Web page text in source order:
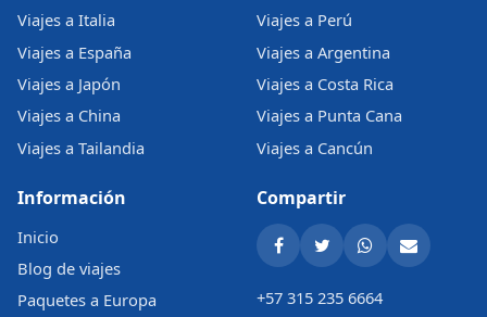
Viajes a Italia
Viajes a España
Viajes a Japón
Viajes a China
Viajes a Tailandia
Viajes a Perú
Viajes a Argentina
Viajes a Costa Rica
Viajes a Punta Cana
Viajes a Cancún
Información
Inicio
Blog de viajes
Paquetes a Europa
Compartir
+57 315 235 6664